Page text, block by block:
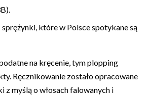
które w Polsce spotykane są
na kręcenie, tym plopping
Ręcznikowanie zostało opracowane
z myślą o włosach falowanych i